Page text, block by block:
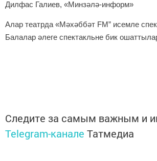
Дилфас Галиев, «Минзәлә-информ»
Алар театрда «Мәхәббәт FМ” исемле
Балалар әлеге спектакльне бик
Следите за самым важным и
Telegram-канале Татмедиа